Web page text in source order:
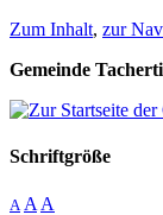
Zum Inhalt, zur
Gemeinde
Schriftgröße
A A A